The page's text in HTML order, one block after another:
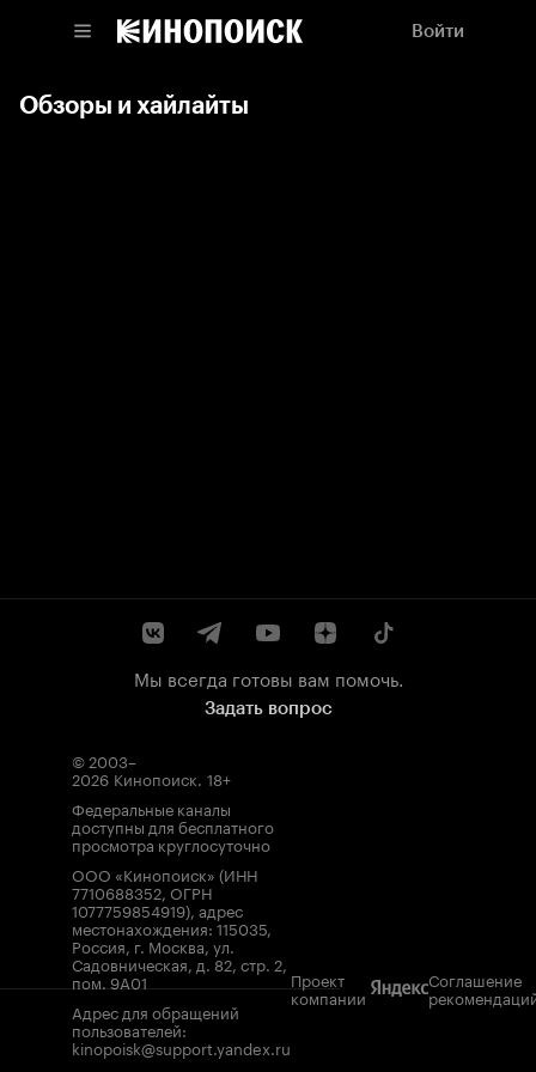
Войти
Обзоры и хайлайты
Мы всегда готовы вам помочь.
Задать вопрос
© 2003–
2026 Кинопоиск. 18+
Федеральные каналы
доступны для бесплатного
просмотра круглосуточно
ООО «Кинопоиск» (ИНН
7710688352, ОГРН
1077759854919), адрес
местонахождения: 115035,
Россия, г. Москва, ул.
Садовническая, д. 82, стр. 2,
пом. 9А01
Адрес для обращений
пользователей:
kinopoisk@support.yandex.ru
Проект
компании
Соглашение